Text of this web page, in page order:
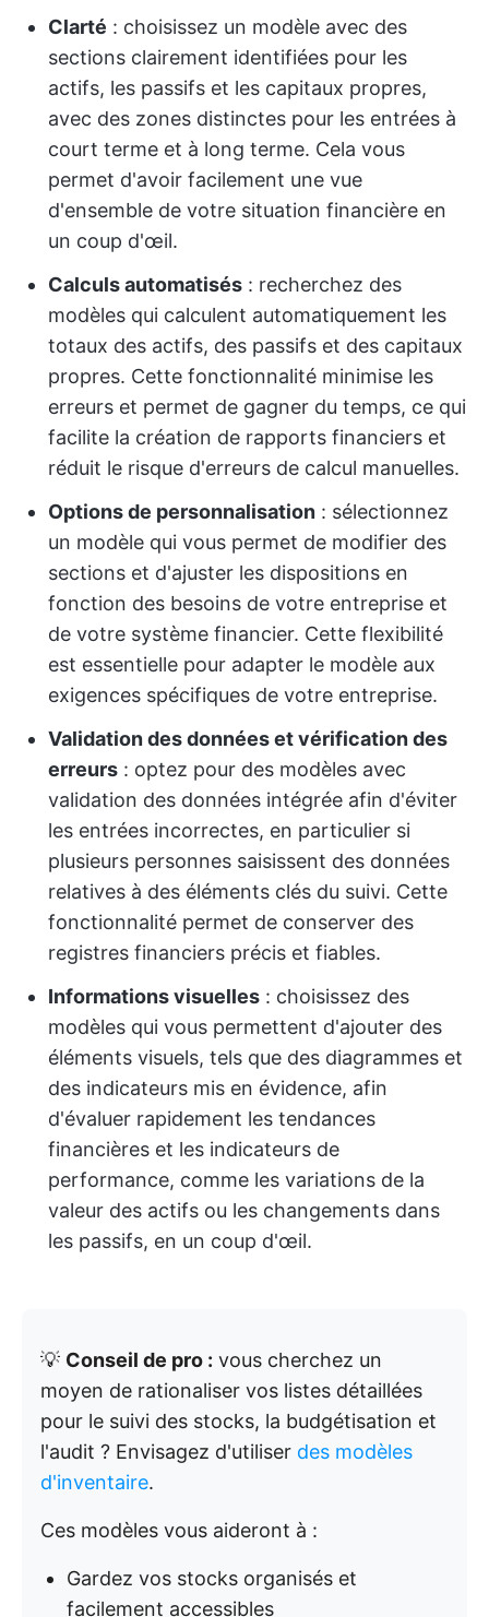
Clarté : choisissez un modèle avec des
sections clairement identifiées pour les
actifs, les passifs et les capitaux propres,
avec des zones distinctes pour les entrées à
court terme et à long terme. Cela vous
permet d'avoir facilement une vue
d'ensemble de votre situation financière en
un coup d'œil.
Calculs automatisés : recherchez des
modèles qui calculent automatiquement les
totaux des actifs, des passifs et des capitaux
propres. Cette fonctionnalité minimise les
erreurs et permet de gagner du temps, ce qui
facilite la création de rapports financiers et
réduit le risque d'erreurs de calcul manuelles.
Options de personnalisation : sélectionnez
un modèle qui vous permet de modifier des
sections et d'ajuster les dispositions en
fonction des besoins de votre entreprise et
de votre système financier. Cette flexibilité
est essentielle pour adapter le modèle aux
exigences spécifiques de votre entreprise.
Validation des données et vérification des
erreurs : optez pour des modèles avec
validation des données intégrée afin d'éviter
les entrées incorrectes, en particulier si
plusieurs personnes saisissent des données
relatives à des éléments clés du suivi. Cette
fonctionnalité permet de conserver des
registres financiers précis et fiables.
Informations visuelles : choisissez des
modèles qui vous permettent d'ajouter des
éléments visuels, tels que des diagrammes et
des indicateurs mis en évidence, afin
d'évaluer rapidement les tendances
financières et les indicateurs de
performance, comme les variations de la
valeur des actifs ou les changements dans
les passifs, en un coup d'œil.
💡 Conseil de pro : vous cherchez un
moyen de rationaliser vos listes détaillées
pour le suivi des stocks, la budgétisation et
l'audit ? Envisagez d'utiliser des modèles
d'inventaire.
Ces modèles vous aideront à :
Gardez vos stocks organisés et
facilement accessibles